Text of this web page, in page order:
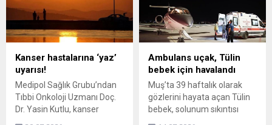
Kanser hastalarına ‘yaz’
uyarısı!
Medipol Sağlık Grubu’ndan
Tıbbi Onkoloji Uzmanı Doç.
Dr. Yasin Kutlu, kanser
Ambulans uçak, Tülin
bebek için havalandı
Muş’ta 39 haftalık olarak
gözlerini hayata açan Tülin
bebek, solunum sıkıntısı